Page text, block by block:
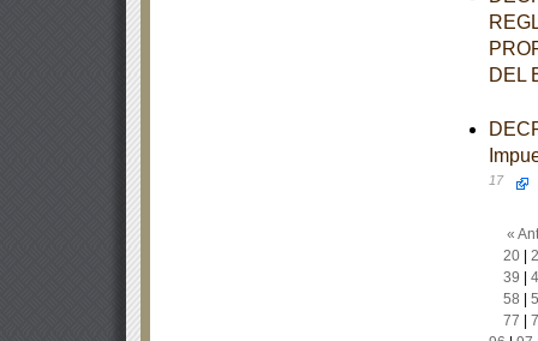
DEL
17
«
20|
39
58
77